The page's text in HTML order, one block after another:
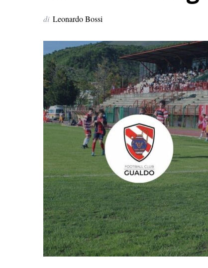
di Leonardo Bossi